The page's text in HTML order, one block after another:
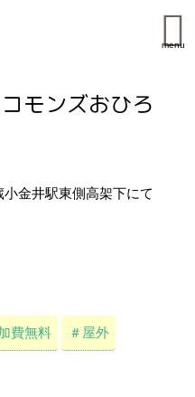
menu
モンズおひろ
金井駅東側高架下にて
費無料 ＃屋外